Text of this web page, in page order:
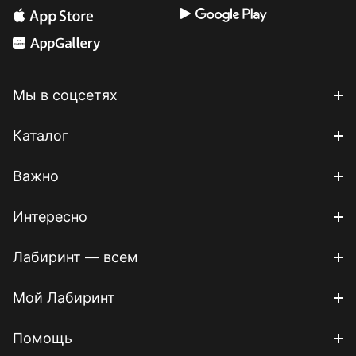
Мы в соцсетях
Каталог
Важно
Интересно
Лабиринт — всем
Мой Лабиринт
Помощь